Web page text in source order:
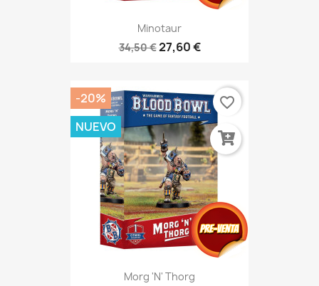
Minotaur
34,50 €27,60 €
Morg 'n' Thorg
-20%
NUEVO
favorite_border